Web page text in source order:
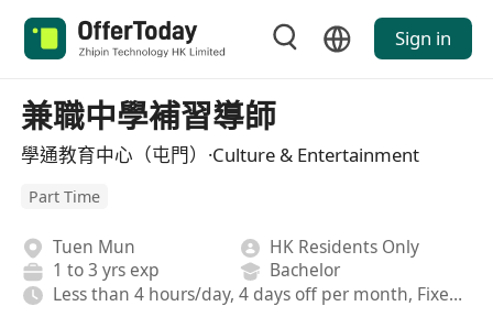
Sign in
兼職中學補習導師
學通教育中心（屯門）·Culture & Entertainment
Part Time
Tuen Mun
HK Residents Only
1 to 3 yrs exp
Bachelor
Less than 4 hours/day, 4 days off per month, Fixed, Afternoon shift